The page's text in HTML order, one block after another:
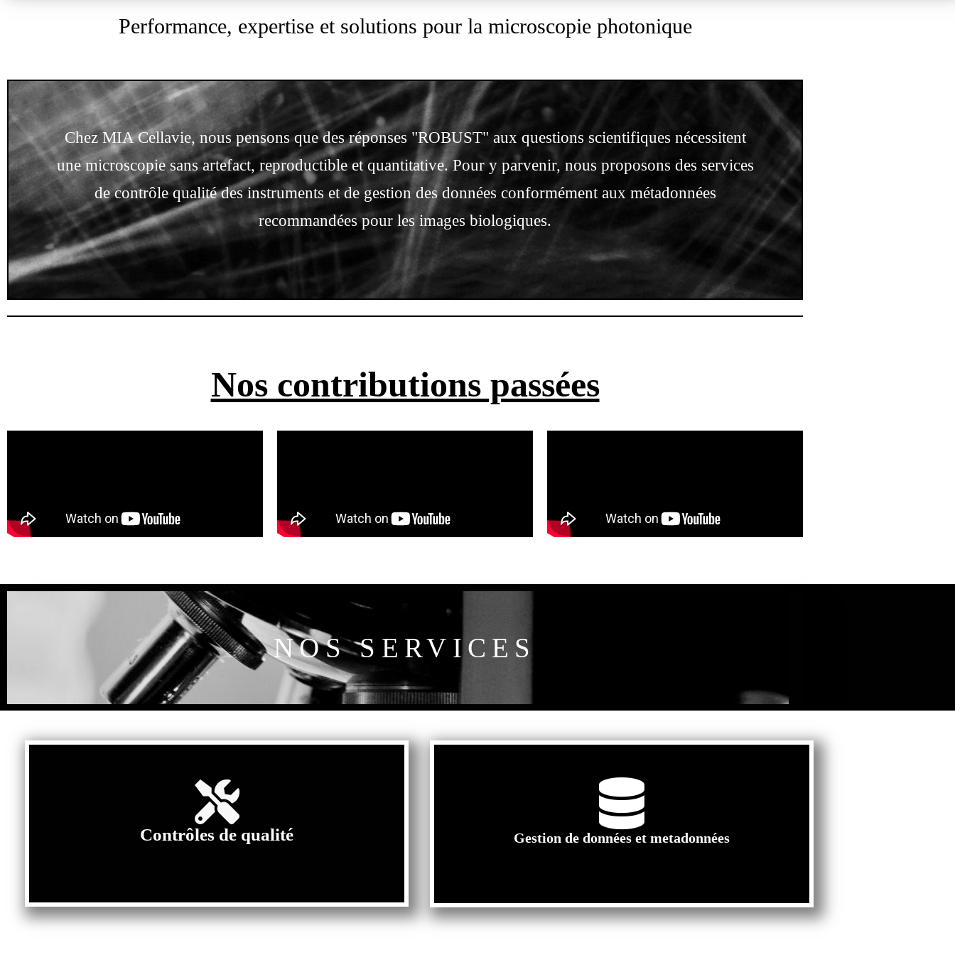
Performance, expertise et solutions pour la microscopie photonique
Chez MIA Cellavie, nous pensons que des réponses "ROBUST" aux questions scientifiques nécessitent
une microscopie sans artefact, reproductible et quantitative. Pour y parvenir, nous proposons des services
de contrôle qualité des instruments et de gestion des données conformément aux métadonnées
recommandées pour les images biologiques.
Nos contributions passées
NOS SERVICES
Contrôles de qualité Gestion de données et metadonnées